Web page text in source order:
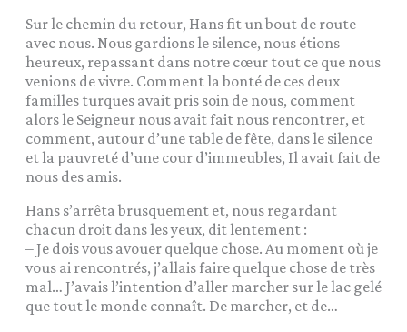
Sur le chemin du retour, Hans fit un bout de route
avec nous. Nous gardions le silence, nous étions
heureux, repassant dans notre cœur tout ce que nous
venions de vivre. Comment la bonté de ces deux
familles turques avait pris soin de nous, comment
alors le Seigneur nous avait fait nous rencontrer, et
comment, autour d’une table de fête, dans le silence
et la pauvreté d’une cour d’immeubles, Il avait fait de
nous des amis.
Hans s’arrêta brusquement et, nous regardant
chacun droit dans les yeux, dit lentement :
– Je dois vous avouer quelque chose. Au moment où je
vous ai rencontrés, j’allais faire quelque chose de très
mal… J’avais l’intention d’aller marcher sur le lac gelé
que tout le monde connaît. De marcher, et de…